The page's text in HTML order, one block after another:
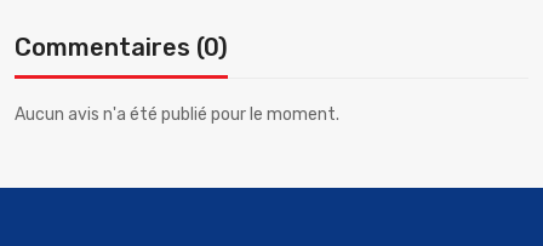
Commentaires (0)
Aucun avis n'a été publié pour le moment.